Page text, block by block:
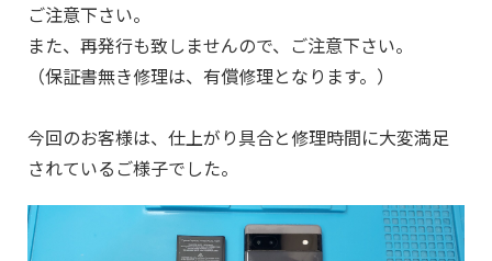
ご注意下さい。
また、再発行も致しませんので、ご注意下さい。
（保証書無き修理は、有償修理となります。）
今回のお客様は、仕上がり具合と修理時間に大変満足
されているご様子でした。